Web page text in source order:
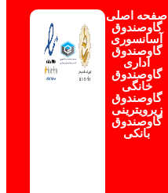
صفحه اصلی
گاوصندوق
آسانسوری
گاوصندوق
اداری
گاوصندوق
خانگی
گاوصندوق
زیرویترینی
گاوصندوق
بانکی